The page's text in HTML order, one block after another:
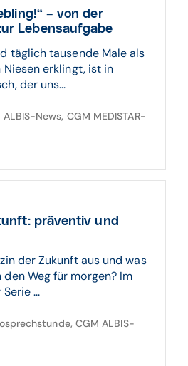
– von der
Lebensaufgabe
täglich tausende Male als
Niesen erklingt, ist in
der uns...
News, CGM MEDISTAR-
präventiv und
der Zukunft aus und was
Weg für morgen? Im
...
CGM ALBIS-